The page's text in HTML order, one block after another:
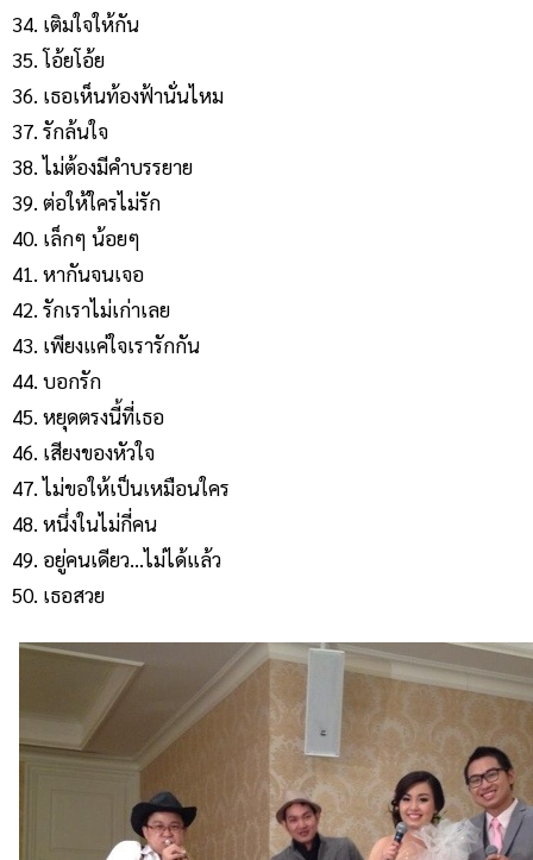
เติมใจให้กัน
โอ้ยโอ้ย
เธอเห็นท้องฟ้านั่นไหม
รักล้นใจ
ไม่ต้องมีคำบรรยาย
ต่อให้ใครไม่รัก
เล็กๆ น้อยๆ
หากันจนเจอ
รักเราไม่เก่าเลย
เพียงแค่ใจเรารักกัน
บอกรัก
หยุดตรงนี้ที่เธอ
เสียงของหัวใจ
ไม่ขอให้เป็นเหมือนใคร
หนึ่งในไม่กี่คน
อยู่คนเดียว…ไม่ได้แล้ว
เธอสวย